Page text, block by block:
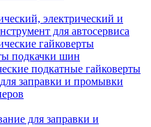
электрический и
для автосервиса
гайковерты
подкачки шин
подкатные гайковерты
заправки и промывки
для заправки и